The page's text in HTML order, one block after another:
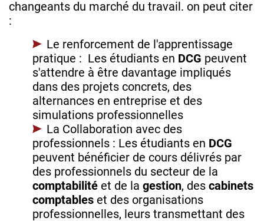
changeants du marché du travail. on peut citer
:
Le renforcement de l'apprentissage
pratique : Les étudiants en DCG peuvent
s'attendre à être davantage impliqués
dans des projets concrets, des
alternances en entreprise et des
simulations professionnelles
La Collaboration avec des
professionnels : Les étudiants en DCG
peuvent bénéficier de cours délivrés par
des professionnels du secteur de la
comptabilité et de la gestion, des cabinets
comptables et des organisations
professionnelles, leurs transmettant des